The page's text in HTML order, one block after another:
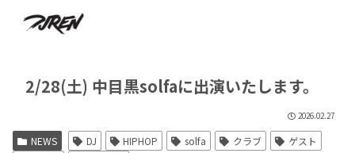
2/28(土) 中目黒solfaに出演いたします。
2026.02.27
NEWS DJ HIPHOP solfa クラブ
ゲスト